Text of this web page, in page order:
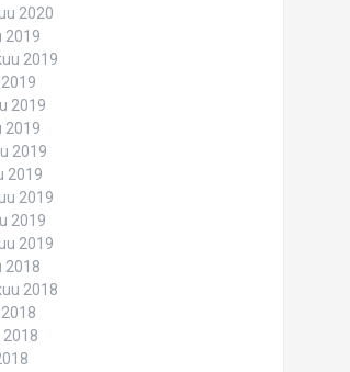
2020
2019
2019
2019
2019
2019
2019
2019
2019
2019
2018
2018
2018